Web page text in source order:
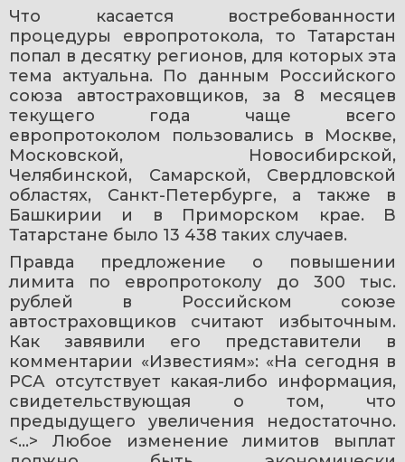
Что касается востребованности
процедуры европротокола, то Татарстан
попал в десятку регионов, для которых эта
тема актуальна. По данным Российского
союза автостраховщиков, за 8 месяцев
текущего года чаще всего
европротоколом пользовались в Москве,
Московской, Новосибирской,
Челябинской, Самарской, Свердловской
областях, Санкт-Петербурге, а также в
Башкирии и в Приморском крае. В
Татарстане было 13 438 таких случаев.
Правда предложение о повышении
лимита по европротоколу до 300 тыс.
рублей в Российском союзе
автостраховщиков считают избыточным.
Как завявили его представители в
комментарии «Известиям»: «На сегодня в
РСА отсутствует какая-либо информация,
свидетельствующая о том, что
предыдущего увеличения недостаточно.
<…> Любое изменение лимитов выплат